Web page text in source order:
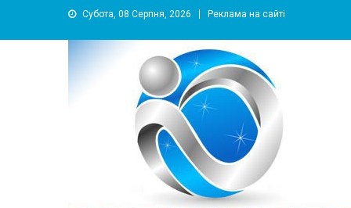
Субота, 08 Серпня, 2026 Реклама на сайті
YUZHNY.INFO
информационный портал города Южный